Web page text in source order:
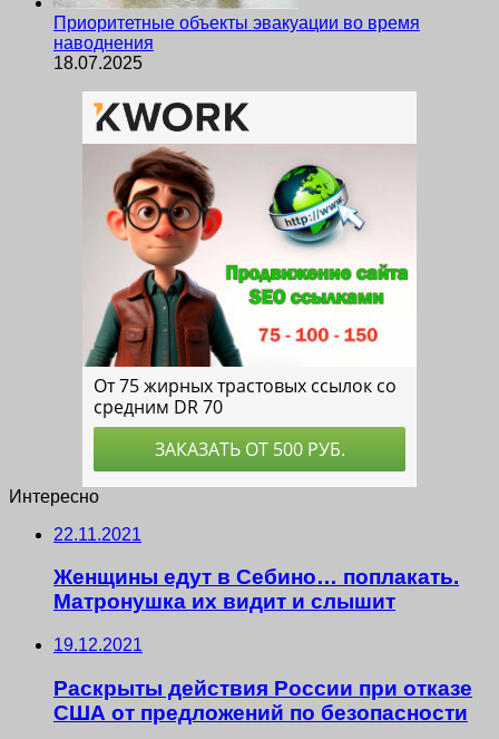
Приоритетные объекты эвакуации во время
наводнения
18.07.2025
Интересно
22.11.2021
Женщины едут в Себино… поплакать.
Матронушка их видит и слышит
19.12.2021
Раскрыты действия России при отказе
США от предложений по безопасности